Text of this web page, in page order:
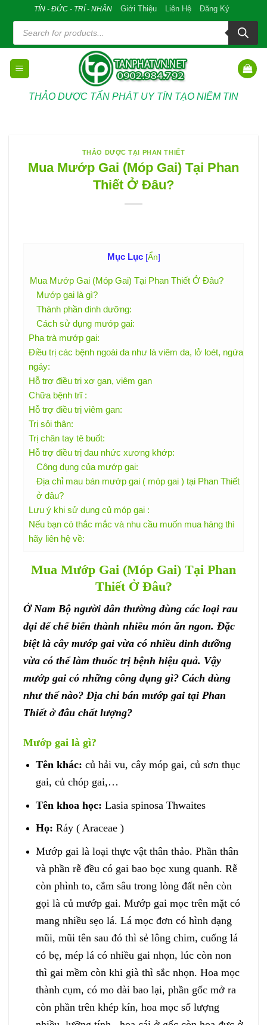
content
TÍN - ĐỨC - TRÍ - NHÂN Giới Thiệu Liên Hệ Đăng Ký
Tìm
kiếm
sản
phẩm
THẢO DƯỢC TẤN PHÁT UY TÍN TẠO NIÊM TIN
THẢO DƯỢC TẠI PHAN THIẾT
Mua Mướp Gai (Móp Gai) Tại Phan
Thiết Ở Đâu?
Mục Lục [Ẩn]
Mua Mướp Gai (Móp Gai) Tại Phan Thiết Ở Đâu?
Mướp gai là gì?
Thành phần dinh dưỡng:
Cách sử dụng mướp gai:
Pha trà mướp gai:
Điều trị các bệnh ngoài da như là viêm da, lở loét, ngứa
ngáy:
Hỗ trợ điều trị xơ gan, viêm gan
Chữa bệnh trĩ :
Hỗ trợ điều trị viêm gan:
Trị sỏi thận:
Trị chân tay tê buốt:
Hỗ trợ điều trị đau nhức xương khớp:
Công dụng của mướp gai:
Địa chỉ mau bán mướp gai ( móp gai ) tại Phan Thiết
ở đâu?
Lưu ý khi sử dụng củ móp gai :
Nếu bạn có thắc mắc và nhu cầu muốn mua hàng thì
hãy liên hệ về:
Mua Mướp Gai (Móp Gai) Tại Phan
Thiết Ở Đâu?
Ở Nam Bộ người dân thường dùng các loại rau
dại để chế biến thành nhiều món ăn ngon. Đặc
biệt là cây mướp gai vừa có nhiều dinh dưỡng
vừa có thể làm thuốc trị bệnh hiệu quả. Vậy
mướp gai có những công dụng gì? Cách dùng
như thế nào? Địa chỉ bán mướp gai tại Phan
Thiết ở đâu chất lượng?
Mướp gai là gì?
Tên khác: củ hải vu, cây móp gai, củ sơn thục
gai, củ chóp gai,…
Tên khoa học: Lasia spinosa Thwaites
Họ: Ráy ( Araceae )
Mướp gai là loại thực vật thân thảo. Phần thân
và phần rễ đều có gai bao bọc xung quanh. Rễ
còn phình to, cắm sâu trong lòng đất nên còn
gọi là củ mướp gai. Mướp gai mọc trên mặt có
mang nhiều sẹo lá. Lá mọc đơn có hình dạng
mũi, mũi tên sau đó thì sẻ lông chim, cuống lá
có bẹ, mép lá có nhiều gai nhọn, lúc còn non
thì gai mềm còn khi già thì sắc nhọn. Hoa mọc
thành cụm, có mo dài bao lại, phần gốc mở ra
còn phần trên khép kín, hoa mọc số lượng